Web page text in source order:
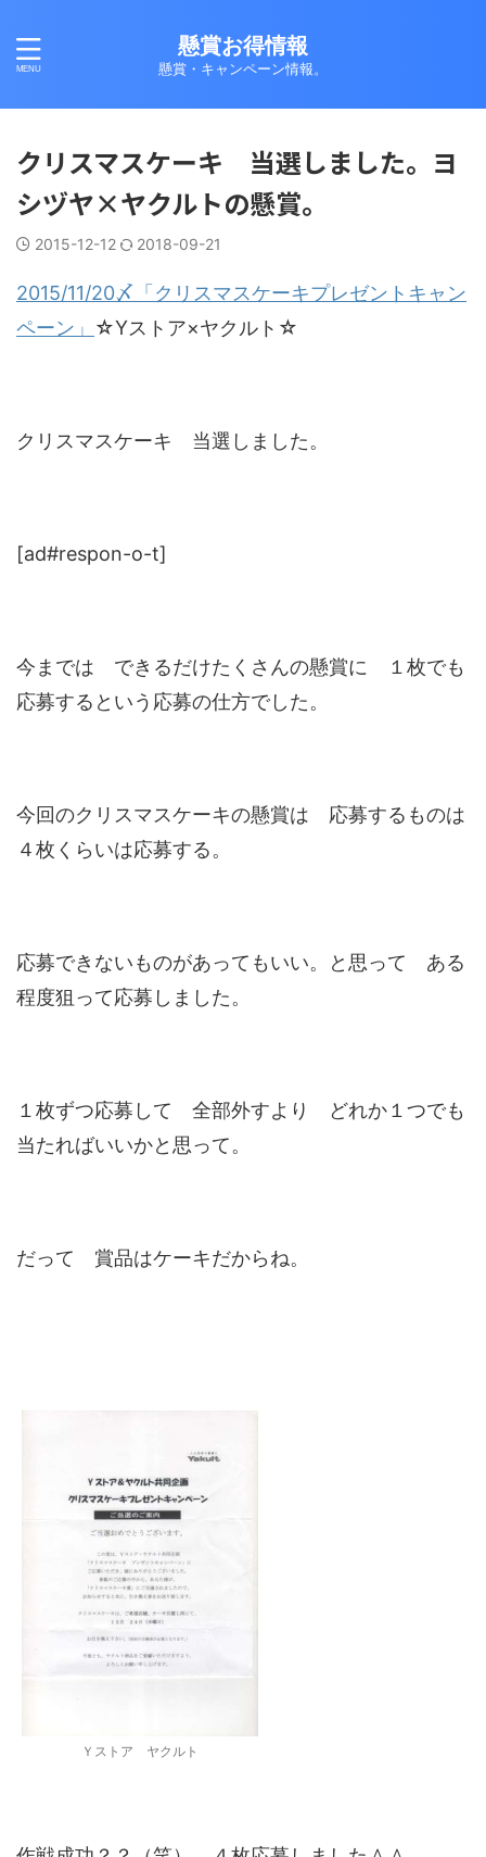
懸賞お得情報
懸賞・キャンペーン情報。
クリスマスケーキ 当選しました。ヨ
シヅヤ×ヤクルトの懸賞。
2015-12-12 2018-09-21
2015/11/20〆「クリスマスケーキプレゼントキャン
ペーン」 ☆Yストア×ヤクルト☆
クリスマスケーキ 当選しました。
[ad#respon-o-t]
今までは できるだけたくさんの懸賞に １枚でも
応募するという応募の仕方でした。
今回のクリスマスケーキの懸賞は 応募するものは
４枚くらいは応募する。
応募できないものがあってもいい。と思って ある
程度狙って応募しました。
１枚ずつ応募して 全部外すより どれか１つでも
当たればいいかと思って。
だって 賞品はケーキだからね。
Ｙストア ヤクルト